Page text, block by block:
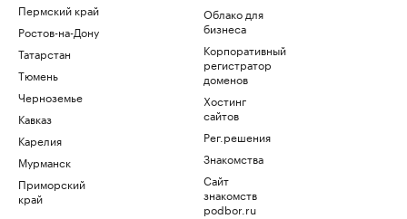
Пермский край
Ростов-на-Дону
Татарстан
Тюмень
Черноземье
Кавказ
Карелия
Мурманск
Приморский
край
Облако для
бизнеса
Корпоративный
регистратор
доменов
Хостинг
сайтов
Рег.решения
Знакомства
Сайт
знакомств
podbor.ru